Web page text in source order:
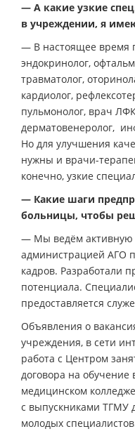
— А какие узкие
в учреждении, я
— В настоящее время
эндокринолог,
травматолог,
кардиолог,
пульмонолог, врач
дерматовенеролог,
Но для улучшения
нужны и врачи-
конечно, узкие
— Какие шаги
больницы, чтобы
— Мы ведём активную
администрацией АГО
кадров. Разработали
потенциала.
предоставляется
Объявления о
учреждения, в сети
работа с Центром
договора на
медицинском
с выпускниками ТГМУ
молодых